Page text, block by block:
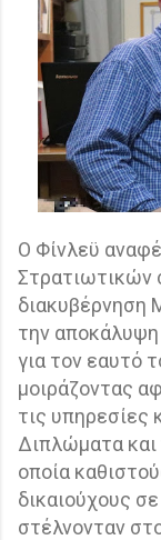
Ο Φίνλεϋ
Στρατιωτικών
διακυβέρνηση
την
για τον εαυτό
μοιράζοντας
τις υπηρεσίες
Διπλώματα και
οποία
δικαιούχους
στέλνονταν